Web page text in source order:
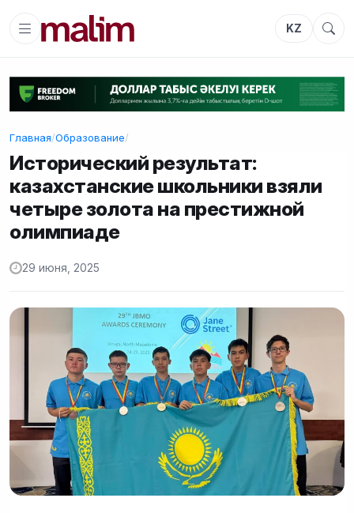
KZ
Главная/Образование/
Исторический результат:
казахстанские школьники взяли
четыре золота на престижной
олимпиаде
29 июня, 2025